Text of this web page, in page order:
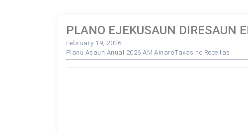
PLANO EJEKUSAUN DIRESAUN
February 19, 2026
Planu Asaun Anual 2026 AM AinaroTaxas no Receitas